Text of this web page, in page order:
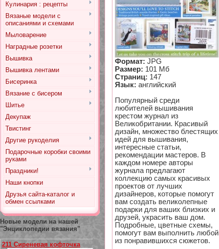
Кулинария : рецепты
Вязаные модели с
описаниями и схемами
Мыловарение
Наградные розетки
Вышивка
Вышивка лентами
Бисеринка
Вязание с бисером
Шитье
Декупаж
Твистинг
Другие рукоделия
Подарочные коробки своими
руками
Праздники!
Наши кнопки
Друзья сайта-каталог и
обмен ссылками
Новые модели на нашей
"Энциклопедии вязания"
211 Сиреневая кофточка
Формат: JPG
Размер: 101 Мб
Страниц: 147
Язык: английский
Популярный среди
любителей вышивания
крестом журнал из
Великобритании. Красивый
дизайн, множество блестящих
идей для вышивания,
интересные статьи,
рекомендации мастеров. В
каждом номере авторы
журнала предлагают
коллекцию самых красивых
проектов от лучших
дизайнеров, которые помогут
вам создать великолепные
подарки для ваших близких и
друзей, украсить ваш дом.
Подробные, цветные схемы,
помогут вам выполнить любой
из понравившихся сюжетов.